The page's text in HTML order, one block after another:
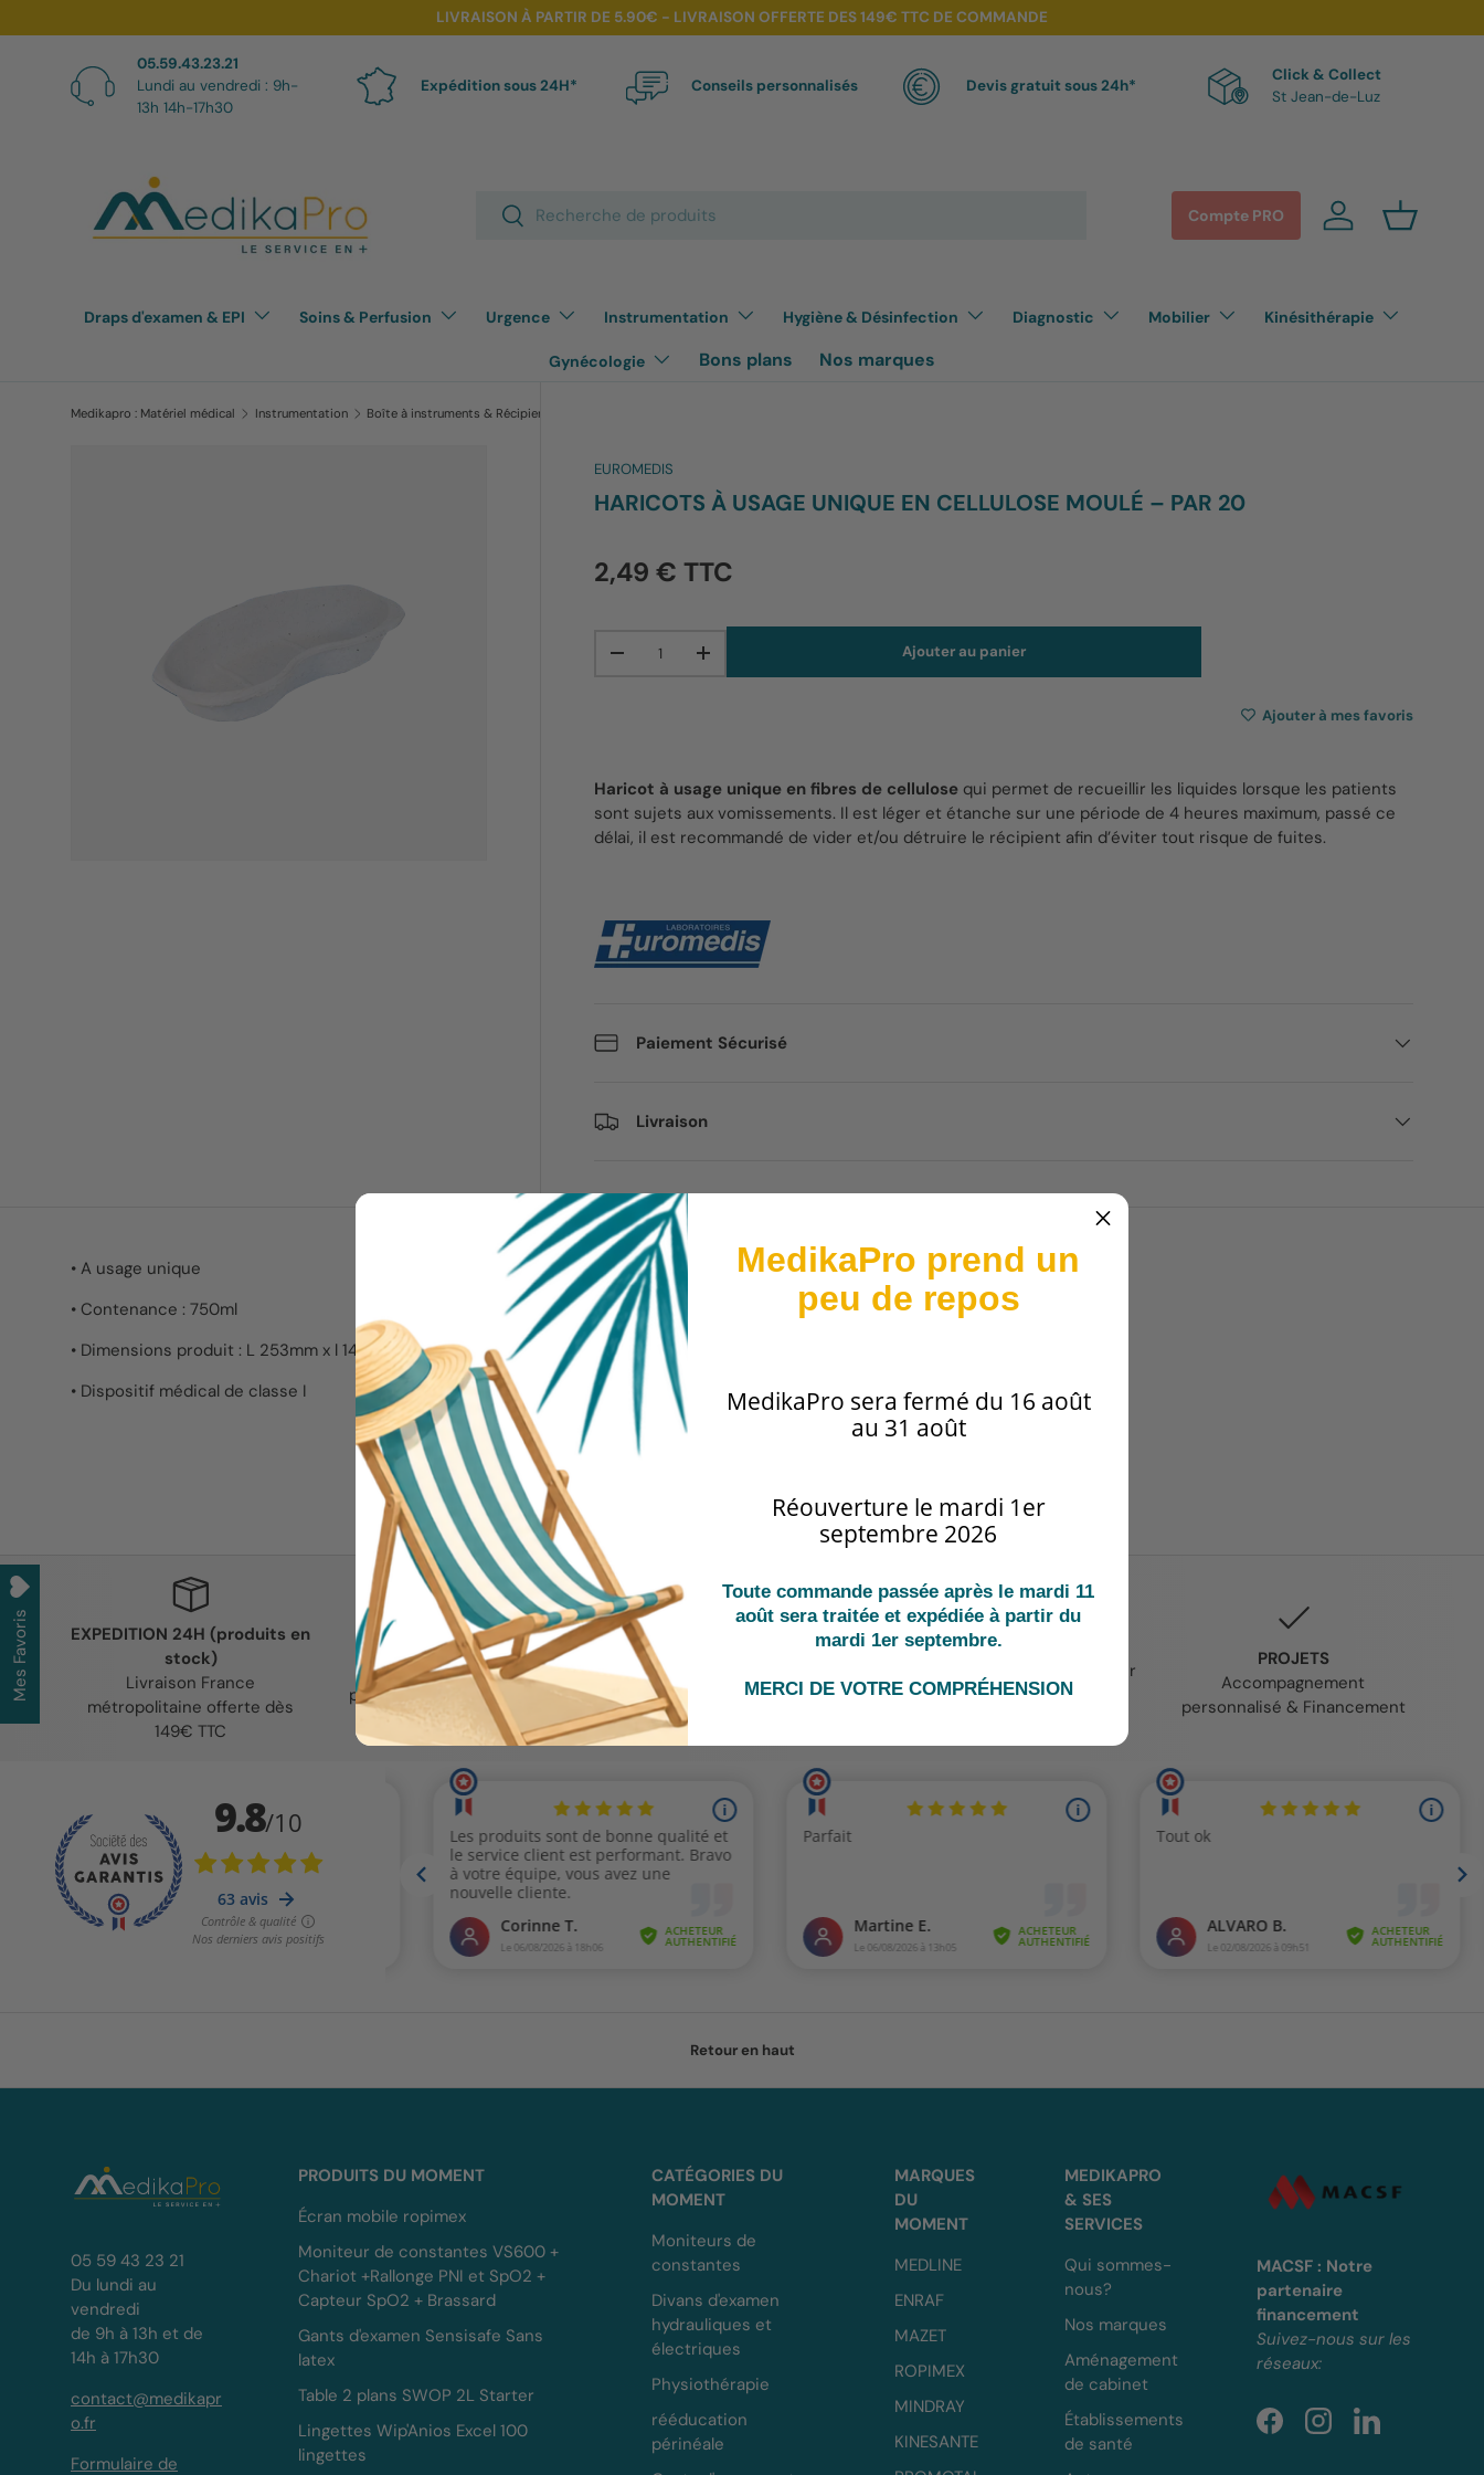
Aller au contenu
LIVRAISON À PARTIR DE 5.90€ - LIVRAISON OFFERTE DES 149€ TTC DE COMMANDE
05.59.43.23.21
Lundi au vendredi : 9h-
13h 14h-17h30
Expédition sous 24H* Conseils personnalisés Devis gratuit sous 24h*
Click & Collect
St Jean-de-Luz
Recherche
Rechercher Compte PRO Se connecter
Panier
Draps d'examen & EPI Soins & Perfusion Urgence Instrumentation Hygiène & Désinfection Diagnostic Mobilier Kinésithérapie
Gynécologie Bons plans Nos marques
Medikapro : Matériel médical Instrumentation Boîte à instruments & Récipients inox
EUROMEDIS
HARICOTS À USAGE UNIQUE EN CELLULOSE MOULÉ – PAR 20
2,49 € TTC
-
+ Ajouter au panier
Ajouter à mes favoris
Haricot à usage unique en fibres de cellulosequi permet de recueillir les liquides lorsque les patients
sont sujets aux vomissements. Il est léger et étanche sur une période de 4 heures maximum, passé ce
délai, il est recommandé de vider et/ou détruire le récipient afin d’éviter tout risque de fuites.
Paiement Sécurisé
Livraison
• A usage unique
• Contenance : 750ml
• Dimensions produit : L 253mm x l 146mm x H 44mm
• Dispositif médical de classe I
EXPEDITION 24H (produits en
stock)
Livraison France
métropolitaine offerte dès
149€ TTC
SERVICE CLIENT
Des conseils personnalisés
pour chaque professionnel de
santé
Réponse garantie sous 24H
(jours ouvrés)
CLICK & COLLECT
Payez en ligne et venez retirer
votre commande à St Jean-
PROJETS
Accompagnement
personnalisé & Financement
Retour en haut
05 59 43 23 21
Du lundi au
vendredi
de 9h à 13h et de
14h à 17h30
contact@medikapr
o.fr
Formulaire de
PRODUITS DU MOMENT
Écran mobile ropimex
Moniteur de constantes VS600 +
Chariot +Rallonge PNI et SpO2 +
Capteur SpO2 + Brassard
Gants d'examen Sensisafe Sans
latex
Table 2 plans SWOP 2L Starter
Lingettes Wip'Anios Excel 100
lingettes
CATÉGORIES DU
MOMENT
Moniteurs de
constantes
Divans d'examen
hydrauliques et
électriques
Physiothérapie
rééducation
périnéale
MARQUES
DU
MOMENT
MEDLINE
ENRAF
MAZET
ROPIMEX
MINDRAY
KINESANTE
MEDIKAPRO
& SES
SERVICES
Qui sommes-
nous?
Nos marques
Aménagement
de cabinet
Établissements
de santé
MACSF : Notre
partenaire
financement
Suivez-nous sur les
réseaux:
FacebookInstagramLinkedIn
Mes Favoris
MedikaPro prend un
peu de repos
MedikaPro sera fermé du 16 août
au 31 août
Réouverture le mardi 1er
septembre 2026
Toute commande passée après le mardi 11
août sera traitée et expédiée à partir du
mardi 1er septembre.
MERCI DE VOTRE COMPRÉHENSION